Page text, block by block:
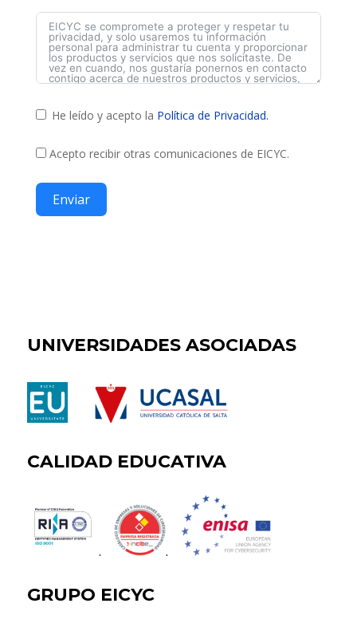
He leído y acepto la Política de Privacidad.
Acepto recibir otras comunicaciones de EICYC.
Enviar
UNIVERSIDADES ASOCIADAS
CALIDAD EDUCATIVA
. .
GRUPO EICYC